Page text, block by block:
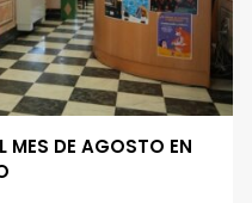
MES DE AGOSTO EN